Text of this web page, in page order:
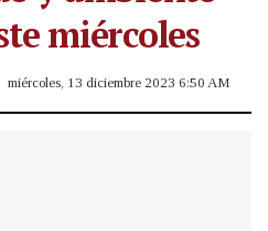
miércoles
miércoles, 13 diciembre 2023 6:50 AM